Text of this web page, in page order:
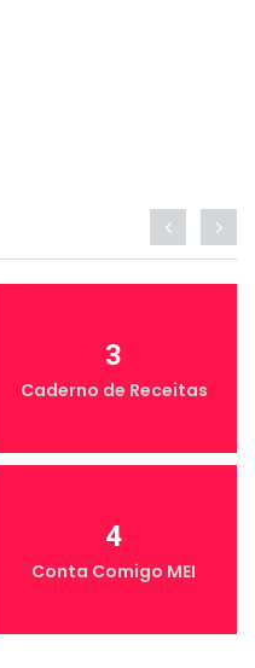
3
Caderno de Receitas
4
Conta Comigo MEI